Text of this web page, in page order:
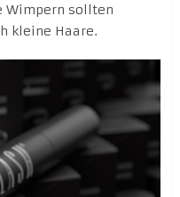
Wimpern sollten
kleine Haare.